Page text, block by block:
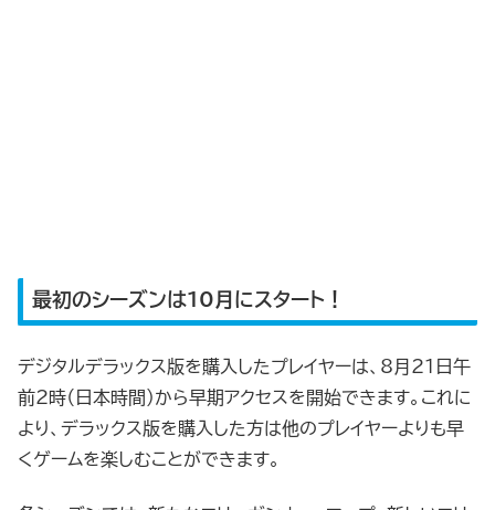
最初のシーズンは10月にスタート！
デジタルデラックス版を購入したプレイヤーは、8月21日午
前2時（日本時間）から早期アクセスを開始できます。これに
より、デラックス版を購入した方は他のプレイヤーよりも早
くゲームを楽しむことができます。